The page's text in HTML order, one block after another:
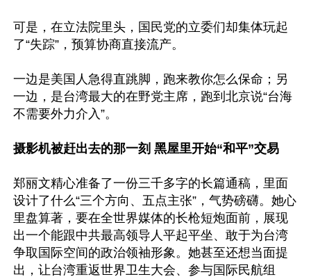
可是，在立法院里头，国民党的立委们却集体玩起
了“失踪”，预算协商直接流产。
一边是美国人急得直跳脚，跑来教你怎么保命；另
一边，是台湾最大的在野党主席，跑到北京说“台海
不需要外力介入”。
摄影机被赶出去的那一刻 黑屋里开始“和平”交易
郑丽文精心准备了一份三千多字的长篇通稿，里面
设计了什么“三个方向、五点主张”，气势磅礴。她心
里盘算著，要在全世界媒体的长枪短炮面前，展现
出一个能跟中共最高领导人平起平坐、敢于为台湾
争取国际空间的政治领袖形象。她甚至还想当面提
出，让台湾重返世界卫生大会、参与国际民航组